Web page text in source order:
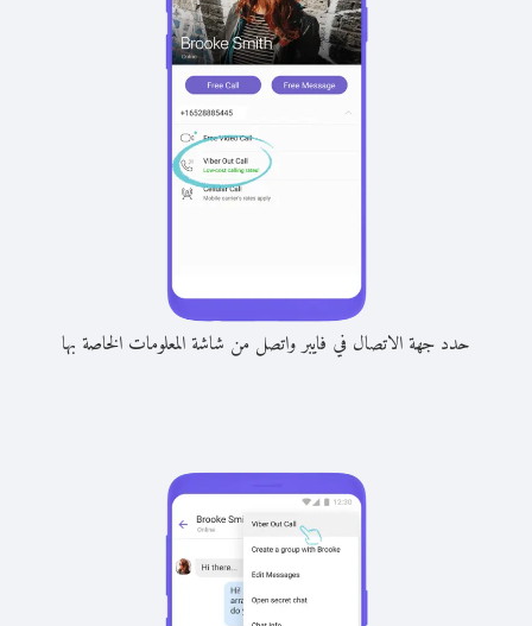
حدد جهة الاتصال في فايبر واتصل من شاشة المعلومات الخاصة بها